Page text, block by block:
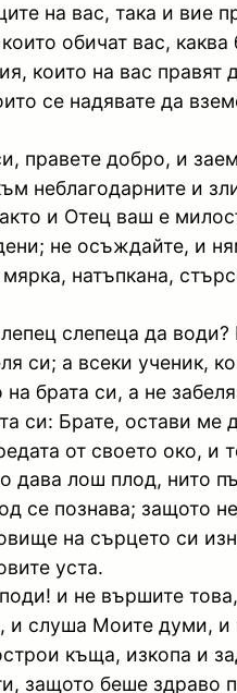
на вас, така и вие
обичат вас,
които на вас
се надявате да
правете добро, и
неблагодарните и
и Отец ваш е
не осъждайте, и
натъпкана,
слепеца да
си; а всеки ученик,
брата си, а не
си: Брате, остави ме
от своето око, и
дава лош плод, нито
се познава; защото
на сърцето си
уста.
и не вършите
слуша Моите думи, и
къща, изкопа и
защото беше здраво